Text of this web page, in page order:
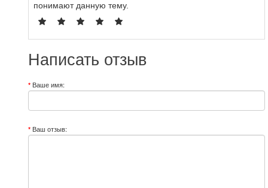
понимают данную тему.
Написать отзыв
Ваше имя:
Ваш отзыв: